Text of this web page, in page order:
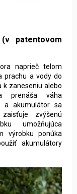
patentovom
naprieč telom
prachu a vody do
zaneseniu alebo
prenáša váha
a akumulátor sa
zvýšenú
umožňujúca
výrobku ponúka
akumulátory